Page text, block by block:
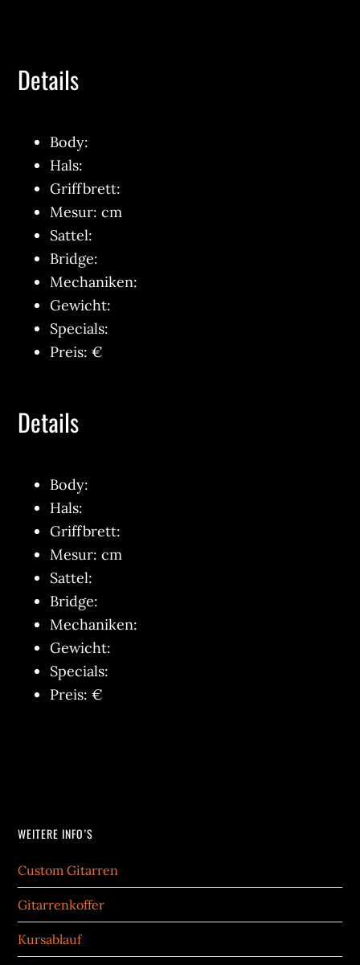
Details
Body:
Hals:
Griffbrett:
Mesur: cm
Sattel:
Bridge:
Mechaniken:
Gewicht:
Specials:
Preis: €
Details
Body:
Hals:
Griffbrett:
Mesur: cm
Sattel:
Bridge:
Mechaniken:
Gewicht:
Specials:
Preis: €
WEITERE INFO’S
Custom Gitarren
Gitarrenkoffer
Kursablauf